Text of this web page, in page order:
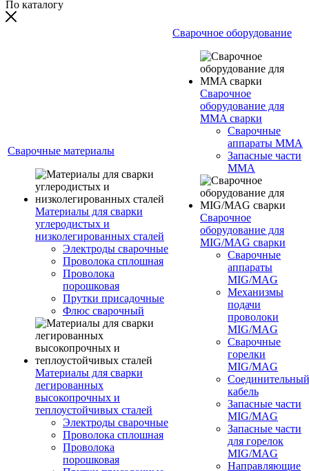
По каталогу
Сварочные материалы
Материалы для сварки
углеродистых и
низколегированных сталей
Электроды сварочные
Проволока сплошная
Проволока
порошковая
Прутки присадочные
Флюс сварочный
Материалы для сварки
легированных
высокопрочных и
теплоустойчивых сталей
Электроды сварочные
Проволока сплошная
Проволока
порошковая
Сварочное оборудование
Сварочное
оборудование для
MMA сварки
Сварочные
аппараты MMA
Запасные части
MMA
Сварочное
оборудование для
MIG/MAG сварки
Сварочные
аппараты
MIG/MAG
Механизмы
подачи
проволоки
MIG/MAG
Сварочные
горелки
MIG/MAG
Соединительный
кабель
Запасные части
MIG/MAG
Запасные части
для горелок
MIG/MAG
Направляющие